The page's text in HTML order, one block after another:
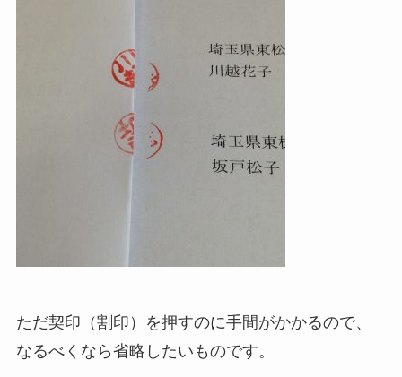
ただ契印（割印）を押すのに手間がかかるので、
なるべくなら省略したいものです。